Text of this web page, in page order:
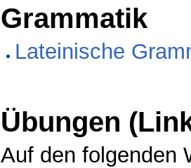
Grammatik
Lateinische
Übungen
Auf den folgenden